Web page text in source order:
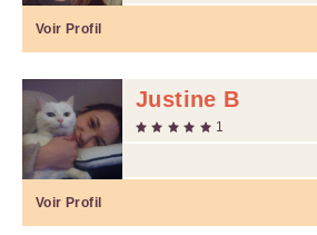
Voir Profil
Justine B
1
Voir Profil